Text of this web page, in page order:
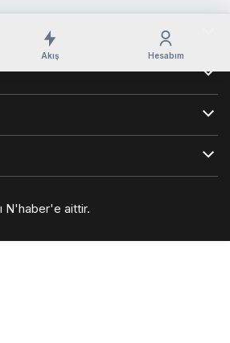
Akış Hesabım
N'haber'e aittir.